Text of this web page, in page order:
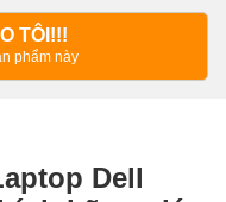
TÔI!!!
phẩm này
Dell